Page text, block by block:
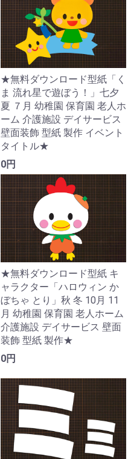
★無料ダウンロード型紙「く
ま 流れ星で遊ぼう！」七夕
夏 ７月 幼稚園 保育園 老人ホ
ーム 介護施設 デイサービス
壁面装飾 型紙 製作 イベント
タイトル★
0円
★無料ダウンロード型紙 キ
ャラクター「ハロウィン か
ぼちゃ とり」秋 冬 10月 11
月 幼稚園 保育園 老人ホーム
介護施設 デイサービス 壁面
装飾 型紙 製作★
0円